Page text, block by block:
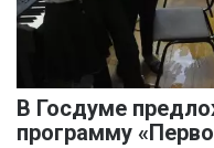
В Госдуме
программу